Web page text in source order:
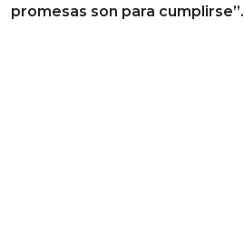
promesas son para cumplirse”.